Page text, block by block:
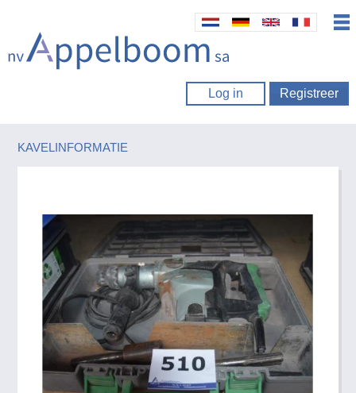
Log in Registreer
KAVELINFORMATIE